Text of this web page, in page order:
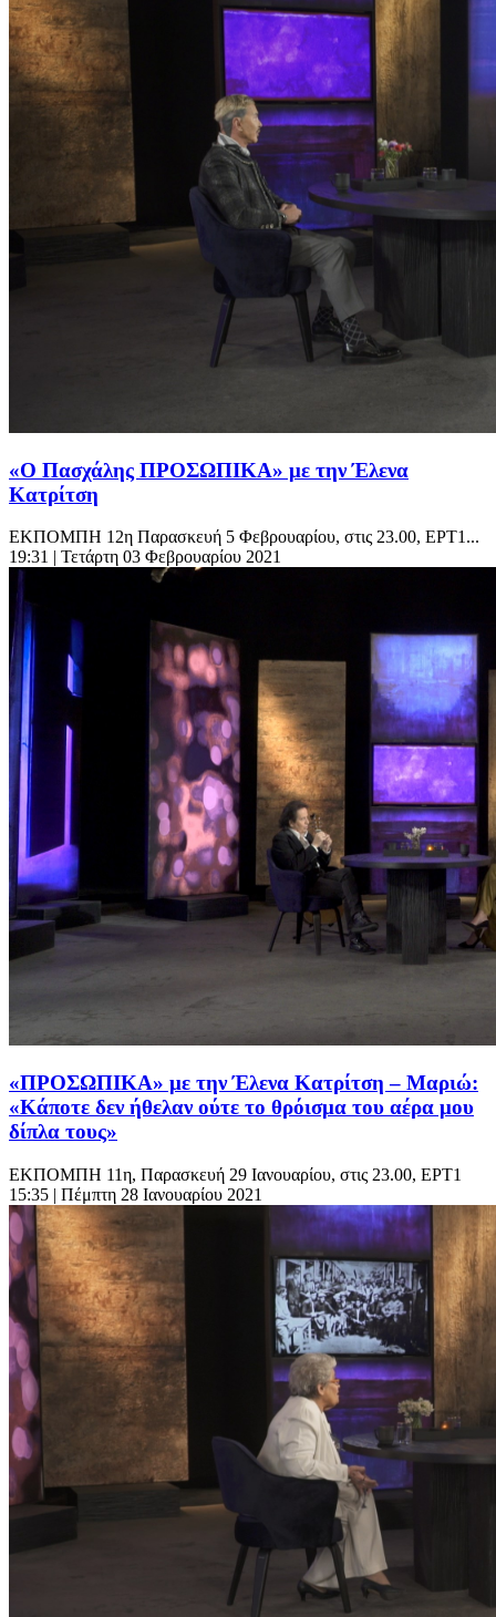
«Ο Πασχάλης ΠΡΟΣΩΠΙΚΑ» με την Έλενα
Κατρίτση
ΕΚΠΟΜΠΗ 12η Παρασκευή 5 Φεβρουαρίου, στις 23.00, ΕΡΤ1...
19:31 | Τετάρτη 03 Φεβρουαρίου 2021
«ΠΡΟΣΩΠΙΚΑ» με την Έλενα Κατρίτση – Μαριώ:
«Κάποτε δεν ήθελαν ούτε το θρόισμα του αέρα μου
δίπλα τους»
ΕΚΠΟΜΠΗ 11η, Παρασκευή 29 Ιανουαρίου, στις 23.00, ΕΡΤ1
15:35 | Πέμπτη 28 Ιανουαρίου 2021